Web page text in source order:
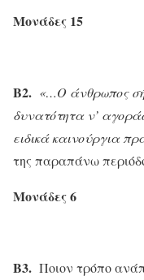
Μονάδες 15
Β2. «…Ο άνθρωπος
δυνατότητα ν’
ειδικά καινούργια
της παραπάνω
Μονάδες 6
Β3. Ποιον τρόπο